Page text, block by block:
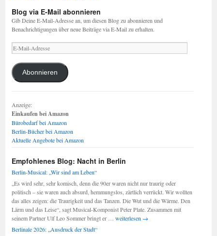
Blog via E-Mail abonnieren
Gib Deine E-Mail-Adresse an, um diesen Blog zu abonnieren und
Benachrichtigungen über neue Beiträge via E-Mail zu erhalten.
E-
Mail-
Adresse
Abonnieren
Anzeige:
Einkaufen bei Amazon
Bürobedarf bei Amazon
Berlin-Bücher bei Amazon
Aktuelle Angebote bei Amazon
Empfohlenes Blog: Nacht in Berlin
Berlin-Musical: „Wir sind am Leben“
„Es wird sehr, sehr komisch, denn die 90er waren nicht nur traurig oder
politisch – sie waren auch absurd, hemmungslos, zärtlich verrückt. Wir wollten
das alles zeigen: die Traurigkeit und das Tanzen. Die Wut und die Wärme. Den
Lärm und das Leise“, sagt Musical-Komponist Peter Plate. Zusammen mit
seinem Partner Ulf Leo Sommer bringt er … Berlin-
weiterlesen →
Berlinale 2026: „Ausdruck der Stadt“